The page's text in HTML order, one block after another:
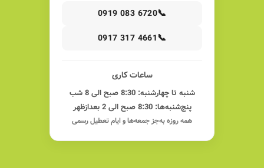
📞
0919 083 6720
📞
0917 317 4661
ساعات کاری
شنبه تا چهارشنبه: 8:30 صبح الی 8 شب
پنج‌شنبه‌ها: 8:30 صبح الی 2 بعدازظهر
همه روزه به‌جز جمعه‌ها و ایام تعطیل رسمی